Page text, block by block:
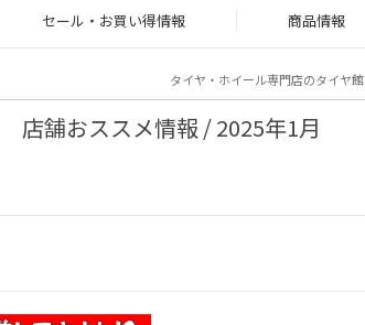
セール・お買い得情報 商品情報
タイヤ・ホイール専門店のタイヤ館
店舗おススメ情報 / 2025年1月